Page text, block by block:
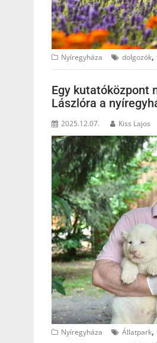
Nyíregyháza dolgozók,
Egy kutatóközpont
Lászlóra a
2025.12.07. Kiss Lajos
Nyíregyháza Állatpark,